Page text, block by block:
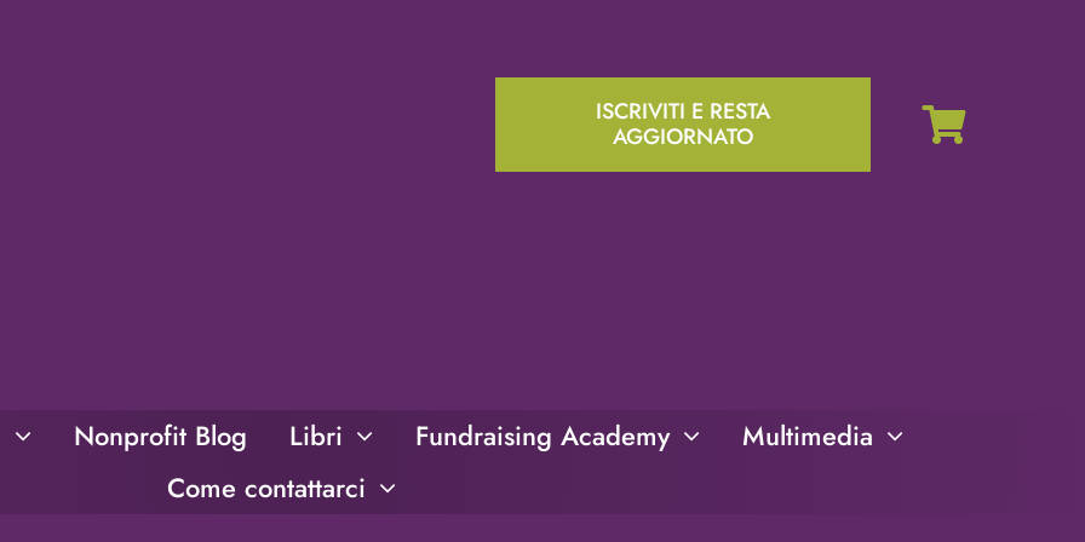
ISCRIVITI E RESTA
AGGIORNATO
Nonprofit Blog Libri Fundraising Academy
Multimedia
Come contattarci